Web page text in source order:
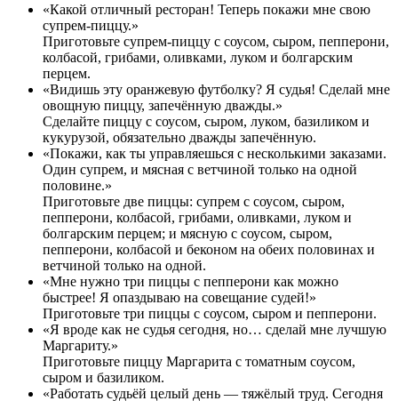
«Какой отличный ресторан! Теперь покажи мне свою
супрем-пиццу.»
Приготовьте супрем-пиццу с соусом, сыром, пепперони,
колбасой, грибами, оливками, луком и болгарским
перцем.
«Видишь эту оранжевую футболку? Я судья! Сделай мне
овощную пиццу, запечённую дважды.»
Сделайте пиццу с соусом, сыром, луком, базиликом и
кукурузой, обязательно дважды запечённую.
«Покажи, как ты управляешься с несколькими заказами.
Один супрем, и мясная с ветчиной только на одной
половине.»
Приготовьте две пиццы: супрем с соусом, сыром,
пепперони, колбасой, грибами, оливками, луком и
болгарским перцем; и мясную с соусом, сыром,
пепперони, колбасой и беконом на обеих половинах и
ветчиной только на одной.
«Мне нужно три пиццы с пепперони как можно
быстрее! Я опаздываю на совещание судей!»
Приготовьте три пиццы с соусом, сыром и пепперони.
«Я вроде как не судья сегодня, но… сделай мне лучшую
Маргариту.»
Приготовьте пиццу Маргарита с томатным соусом,
сыром и базиликом.
«Работать судьёй целый день — тяжёлый труд. Сегодня